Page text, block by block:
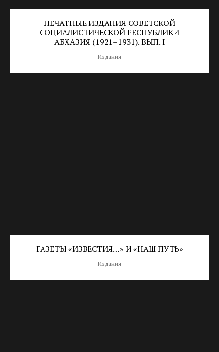
ПЕЧАТНЫЕ ИЗДАНИЯ CОВЕТСКОЙ
СОЦИАЛИСТИЧЕСКОЙ РЕСПУБЛИКИ
АБХАЗИЯ (1921–1931). ВЫП. I
Издания
ГАЗЕТЫ «ИЗВЕСТИЯ…» И «НАШ ПУТЬ»
Издания